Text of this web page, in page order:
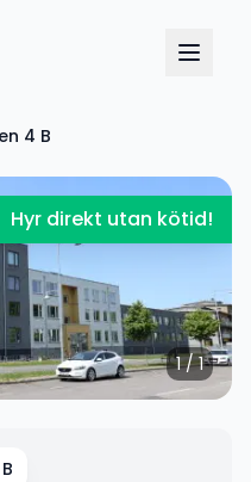
4 B
Hyr direkt utan kötid!
1/1